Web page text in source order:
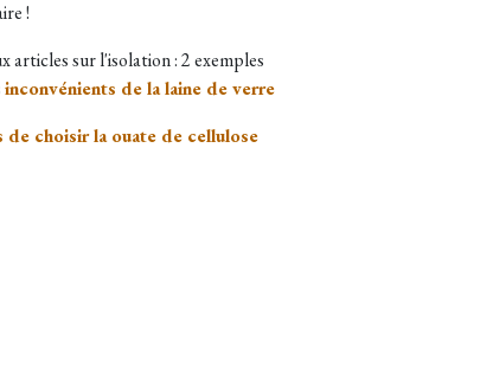
!
articles sur l'isolation : 2 exemples
inconvénients de la laine de verre
de choisir la ouate de cellulose